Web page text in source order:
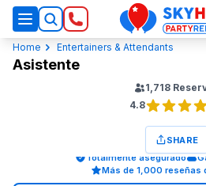
SkyHigh Logo
Home Entertainers & Attendants
Asistente
1,718
4.8
SHARE
Totalmente asegurado
Más de 1,000 reseñas